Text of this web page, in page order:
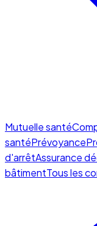
Mutuelle santé
santéPrévoyance
d'arrêtAssurance
bâtimentTous les